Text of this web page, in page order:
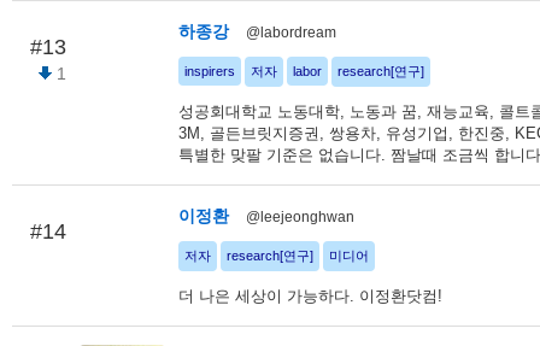
#13
1
하종강 @labordream
inspirers 저자 labor research[연구]
성공회대학교 노동대학, 노동과 꿈, 재능교육, 콜트
3M, 골든브릿지증권, 쌍용차, 유성기업, 한진중,
특별한 맞팔 기준은 없습니다. 짬날때 조금씩 합니
#14
이정환 @leejeonghwan
저자 research[연구] 미디어
더 나은 세상이 가능하다. 이정환닷컴!